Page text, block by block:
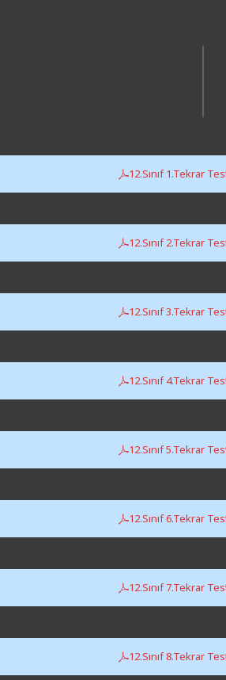
12.Sınıf 1.Tekrar
12.Sınıf 2.Tekrar
12.Sınıf 3.Tekrar
12.Sınıf 4.Tekrar
12.Sınıf 5.Tekrar
12.Sınıf 6.Tekrar
12.Sınıf 7.Tekrar
12.Sınıf 8.Tekrar